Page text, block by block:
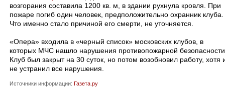
возгорания составила 1200 кв. м, в здании рухнула кровля. При
пожаре погиб один человек, предположительно охранник клуба.
Что именно стало причиной его смерти, не уточняется.
«Опера» входила в «черный список» московских клубов, в
которых МЧС нашло нарушения противопожарной
Клуб был закрыт на 30 суток, но потом возобновил работу, хотя
не устранил все нарушения.
Источники информации: Газета.ру